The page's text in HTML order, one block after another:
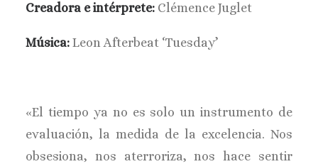
Creadora e intérprete: Clémence Juglet
Música: Leon Afterbeat ‘Tuesday’
«El tiempo ya no es solo un instrumento de
evaluación, la medida de la excelencia. Nos
obsesiona, nos aterroriza, nos hace sentir